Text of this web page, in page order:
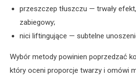
przeszczep tłuszczu — trwały
zabiegowy;
nici liftingujące — subtelne
Wybór metody powinien poprzedzać
który oceni proporcje twarzy i omówi